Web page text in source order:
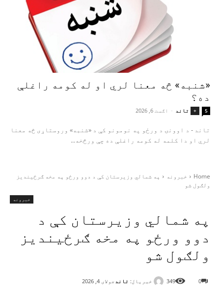
«شنبه» څه معنا لري او له کومه راغلې
ده؟
+ تاند - اګست 6, 2026 5
تاند - د اوونۍ د ورځو په نومونو کې د «شنبه» وروستاړی څه معنا
لري او دا کلمه له کومه راغلې ده چې ورڅخه...